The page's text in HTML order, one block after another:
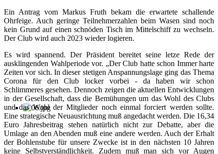
Ein Antrag vom Markus Fruth bekam die erwartete schallende
Ohrfeige. Auch geringe Teilnehmerzahlen beim Wasen sind noch
kein Grund auf einen schnöden Tisch im Mittelschiff zu wechseln.
Der Club wird auch 2023 wieder logieren.
Es wird spannend. Der Präsident bereitet seine letze Rede der
ausklingenden Wahlperiode vor. „Der Club hatte schon Immer harte
Zeiten vor sich. In dieser stetigen Anspannungslage ging das Thema
Corona für den Club locker vorbei - da haben wir schon
Schlimmeres gesehen. Dennoch zeigen die aktuellen Entwicklungen
in der Gesellschaft, dass die Bemühungen um das Wohl des Clubs
und das Wohl der Mitglieder noch einmal forciert werden sollte.
Eine strategische Neuausrichtung muß angedacht werden. Die 16,34
Euro Jahresbeitrag stehen natürlich nicht zur Debatte, aber die
Umlage an den Abenden muß eine andere werden. Auch der Erhalt
der Bohlenstube für unsere Zwecke ist in den nächsten 10 Jahren
keine Selbstverständlichkeit. Zudem muß man sich vor Augen